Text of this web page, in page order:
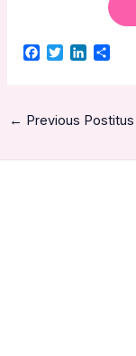
F
b
k
T
t
L
e
n
e
← Previous Postitus